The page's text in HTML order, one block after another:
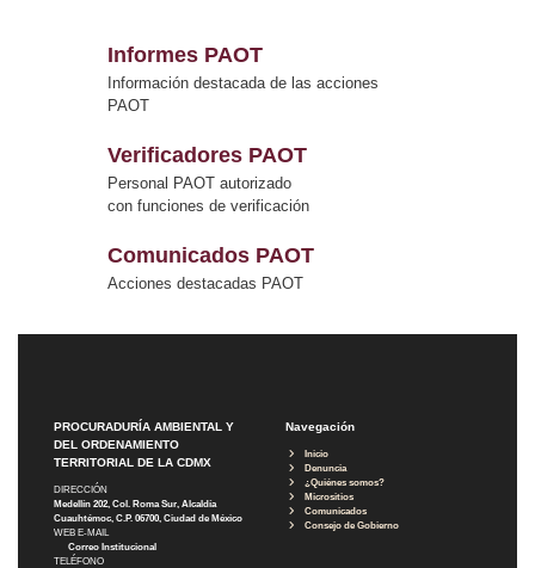
Informes PAOT
Información destacada de las acciones
PAOT
Verificadores PAOT
Personal PAOT autorizado
con funciones de verificación
Comunicados PAOT
Acciones destacadas PAOT
PROCURADURÍA AMBIENTAL Y
DEL ORDENAMIENTO
TERRITORIAL DE LA CDMX
DIRECCIÓN
Medellín 202, Col. Roma Sur, Alcaldía
Cuauhtémoc, C.P. 06700, Ciudad de México
WEB E-MAIL
Correo Institucional
TELÉFONO
Navegación
Inicio
Denuncia
¿Quiénes somos?
Micrositios
Comunicados
Consejo de Gobierno